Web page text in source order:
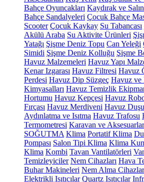
Bahçe Oyuncakları Kaydırak ve
Bahçe Sandalyeleri Çocuk Bahçe
Scooter Çocuk Kaykay Su Tabancası
Akülü Araba Su Aktivite Ürünleri
Yatağı Şişme Deniz Topu Can Yeleği
Simidi Şişme Deniz Kolluğu Şişme
Havuz Malzemeleri Havuz Yapı
Kenar Izgarası Havuz Filtresi Havuz
Perdesi Havuz Dip Süzgeç Havuz ve
Kimyasalları Havuz Temizlik
Hortumu Havuz Kepçesi Havuz
Fırçası Havuz Merdiveni Havuz
Aydınlatma ve Isıtma Havuz Trafosu
Termometresi Karavan ve
SOĞUTMA Klima Portatif Klima
Pompası Salon Tipi Klima Klima
Klima Kombi Tavan Vantilatörleri
Temizleyiciler Nem Cihazları Hava
Buhar Makineleri Nem Alma
Elektrikli Isıtıcılar Quartz Isıtıcılar